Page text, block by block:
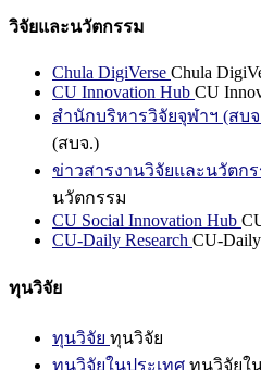
วิจัยและนวัตกรรม
Chula DigiVerse Chula
CU Innovation Hub CU
สำนักบริหารวิจัยจุฬาฯ (สบ
(สบจ.)
ข่าวสารงานวิจัยและนวัตกร
นวัตกรรม
CU Social Innovation Hub
CU-Daily Research CU-Daily
ทุนวิจัย
ทุนวิจัย ทุนวิจัย
ทุนวิจัยในประเทศ ทุนวิจัยใ